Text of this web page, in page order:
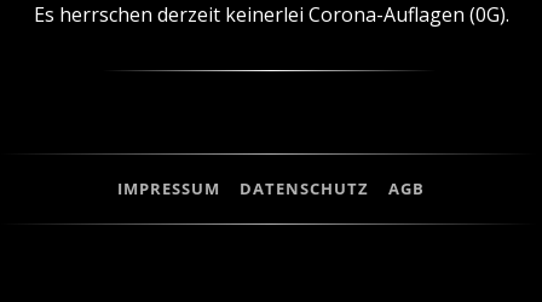
Es herrschen derzeit keinerlei Corona-Auflagen (0G).
IMPRESSUM DATENSCHUTZ AGB